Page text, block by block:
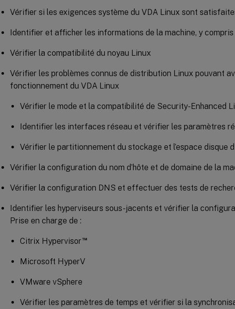
Vérifier si les exigences système du VDA Linux sont
Identifier et afficher les informations de la machine, y
Vérifier la compatibilité du noyau Linux
Vérifier les problèmes connus de distribution Linux pouvant
fonctionnement du VDA Linux
Vérifier le mode et la compatibilité de Security-Enhanced
Identifier les interfaces réseau et vérifier les paramètres
Vérifier le partitionnement du stockage et l’espace disque
Vérifier la configuration du nom d’hôte et de domaine de la
Vérifier la configuration DNS et effectuer des tests de
Identifier les hyperviseurs sous-jacents et vérifier la
Prise en charge de :
Citrix Hypervisor™
Microsoft HyperV
VMware vSphere
Vérifier les paramètres de temps et vérifier si la